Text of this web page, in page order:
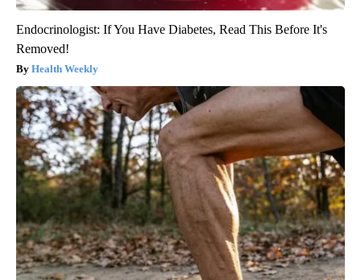
Endocrinologist: If You Have Diabetes, Read This Before It's
Removed!
Health Weekly